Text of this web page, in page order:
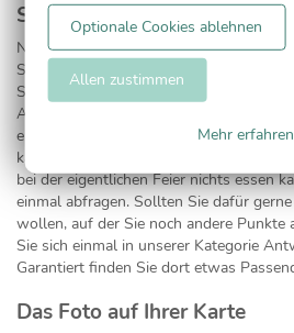
Spezielle Essenswünsche
Nicht jeder ist heutzutage ein
Speise einwandfrei. Mit den
Sie nicht nur einen ersten Überblick
Alternativen aufzählen und eventuell auf
eingehen. Egal ob vegan, laktosefrei
kann alles essen. Damit sich niemand
bei der eigentlichen Feier nichts essen
einmal abfragen. Sollten Sie dafür
wollen, auf der Sie noch andere Punkte
Sie sich einmal in unserer Kategorie
Garantiert finden Sie dort etwas
Das Foto auf Ihrer Karte
Mehr erfahren
Optionale Cookies ablehnen
Allen zustimmen